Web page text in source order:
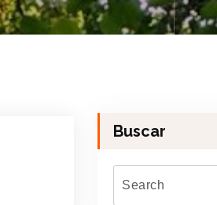
Buscar